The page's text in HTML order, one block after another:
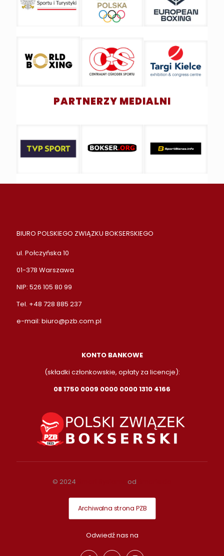
PARTNERZY MEDIALNI
BIURO POLSKIEGO ZWIĄZKU BOKSERSKIEGO
ul. Połczyńska 10
01-378 Warszawa
NIP: 526 105 80 99
Tel. +48 728 885 237
e-mail: biuro@pzb.com.pl
KONTO BANKOWE
(składki członkowskie, opłaty za licencje):
08 1750 0009 0000 0000 1310 4166
© 2024 od
Archiwalna strona PZB
Odwiedź nas na